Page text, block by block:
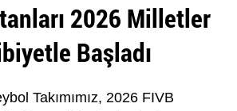
2026 Milletler
Başladı
Takımımız, 2026 FIVB